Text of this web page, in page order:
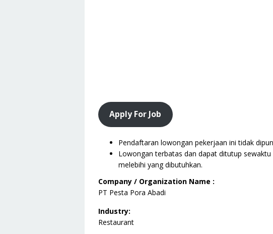
Apply For Job
Pendaftaran lowongan pekerjaan ini tidak
Lowongan terbatas dan dapat ditutup
melebihi yang dibutuhkan.
Company / Organization Name :
PT Pesta Pora Abadi
Industry:
Restaurant